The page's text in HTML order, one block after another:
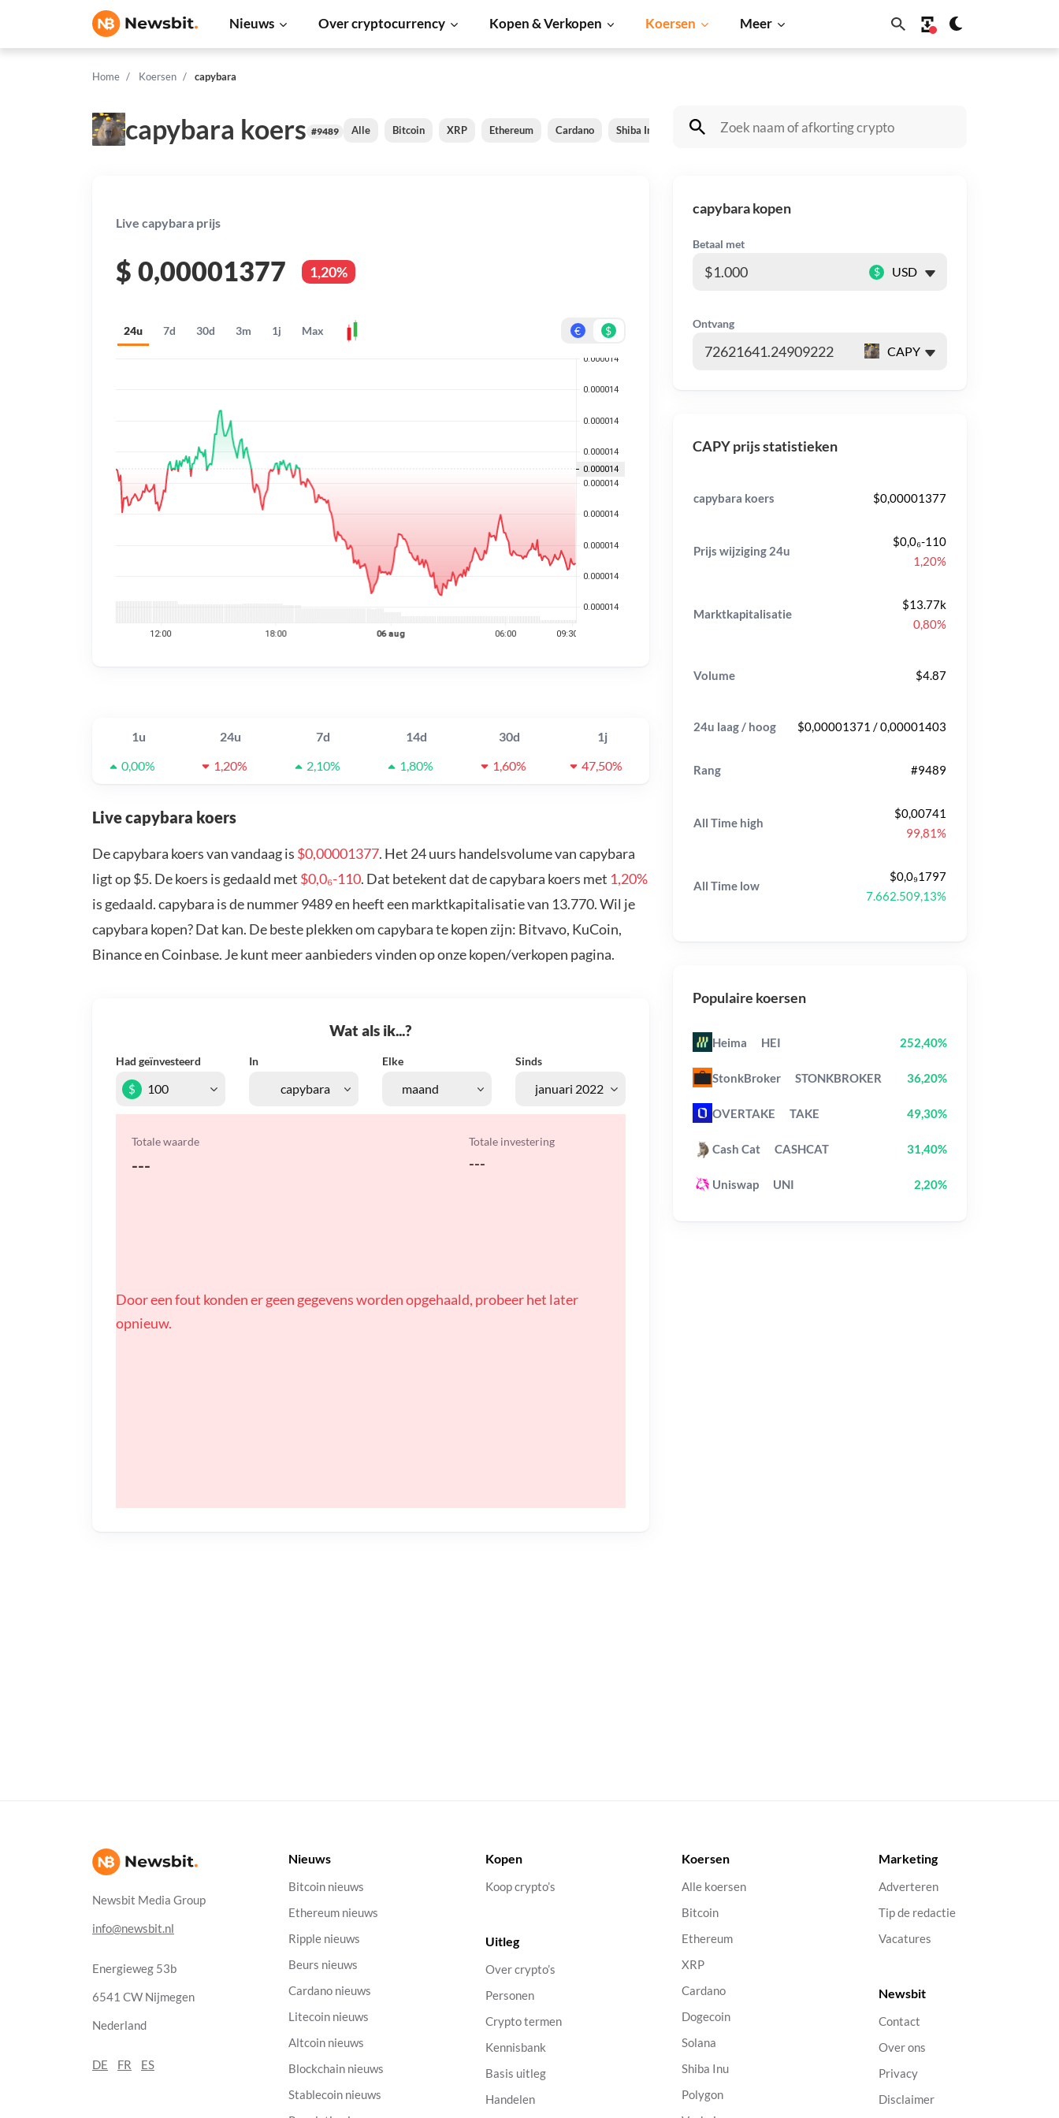
Nieuws Over cryptocurrency Kopen & Verkopen Koersen Meer
Home Koersen capybara
capybara koers #9489 Alle Bitcoin XRP Ethereum Cardano Shiba Inu Dogecoin Solana BNB
Live capybara prijs
$ 0,00001377 1,20%
24u 7d 30d 3m 1j Max € $
1u 24u 7d 14d 30d
1j
0,00%
1,20% 2,10% 1,80% 1,60% 47,50%
Live capybara koers
De capybara koers van vandaag is $0,00001377. Het 24 uurs handelsvolume van capybara
ligt op $5. De koers is gedaald met $0,0₆-110. Dat betekent dat de capybara koers met 1,20%
is gedaald. capybara is de nummer 9489 en heeft een marktkapitalisatie van 13.770. Wil je
capybara kopen? Dat kan. De beste plekken om capybara te kopen zijn: Bitvavo, KuCoin,
Binance en Coinbase. Je kunt meer aanbieders vinden op onze kopen/verkopen pagina.
Wat als ik...?
Had geïnvesteerd In Elke Sinds
$
Totale waarde
---
Totale investering
---
Door een fout konden er geen gegevens worden opgehaald, probeer het later
opnieuw.
capybara kopen
Betaal met
$
Ontvang
CAPY prijs statistieken
capybara koers $0,00001377
Prijs wijziging 24u
$0,0₆-110
1,20%
Marktkapitalisatie
$13.77k
0,80%
Volume $4.87
24u laag / hoog $0,00001371 / 0,00001403
Rang #9489
All Time high
$0,00741
99,81%
All Time low
$0,0₉1797
7.662.509,13%
Populaire koersen
Heima HEI 252,40%
StonkBroker STONKBROKER 36,20%
OVERTAKE TAKE 49,30%
Cash Cat CASHCAT 31,40%
Uniswap UNI 2,20%
Newsbit Media Group
info@newsbit.nl
Energieweg 53b
6541 CW Nijmegen
Nederland
DE FR ES
Nieuws
Bitcoin nieuws
Ethereum nieuws
Ripple nieuws
Beurs nieuws
Cardano nieuws
Litecoin nieuws
Altcoin nieuws
Blockchain nieuws
Stablecoin nieuws
Kopen
Koop crypto’s
Uitleg
Over crypto’s
Personen
Crypto termen
Kennisbank
Basis uitleg
Handelen
Koersen
Alle koersen
Bitcoin
Ethereum
XRP
Cardano
Dogecoin
Solana
Shiba Inu
Polygon
Marketing
Adverteren
Tip de redactie
Vacatures
Newsbit
Contact
Over ons
Privacy
Disclaimer